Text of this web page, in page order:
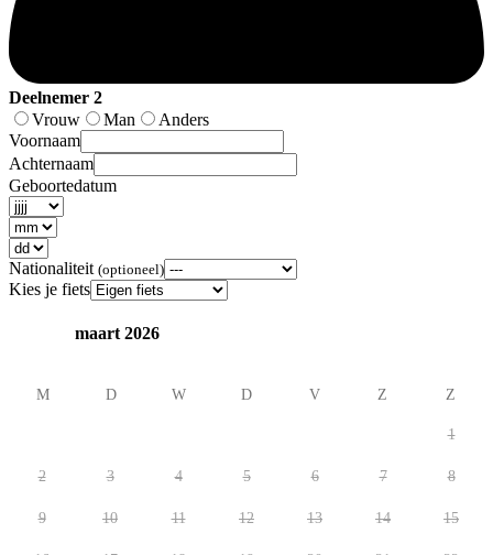
Deelnemer 2
Vrouw
Man
Anders
Voornaam
Achternaam
Geboortedatum
Nationaliteit (optioneel)
Kies je fiets
maart 2026
M D W D V Z Z
1
2 3 4 5 6 7 8
9 10 11 12 13 14 15